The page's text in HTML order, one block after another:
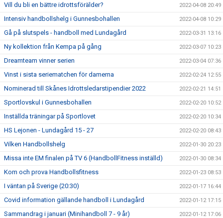
Vill du bli en bättre idrottsförälder? 2022-04-08 20:49
Intensiv handbollshelg i Gunnesbohallen 2022-04-08 10:29
Gå på slutspels - handboll med Lundagård 2022-03-31 13:16
Ny kollektion från Kempa på gång 2022-03-07 10:23
Dreamteam vinner serien 2022-03-04 07:36
Vinst i sista seriematchen för damerna 2022-02-24 12:55
Nominerad till Skånes Idrottsledarstipendier 2022 2022-02-21 14:51
Sportlovskul i Gunnesbohallen 2022-02-20 10:52
Inställda träningar på Sportlovet 2022-02-20 10:34
HS Lejonen - Lundagård 15 - 27 2022-02-20 08:43
Vilken Handbollshelg 2022-01-30 20:23
Missa inte EM finalen på TV 6 (HandbollFitness inställd) 2022-01-30 08:34
Kom och prova Handbollsfitness 2022-01-23 08:53
I väntan på Sverige (20:30) 2022-01-17 16:44
Covid information gällande handboll i Lundagård 2022-01-12 17:15
Sammandrag i januari (Minihandboll 7 - 9 år) 2022-01-12 17:06